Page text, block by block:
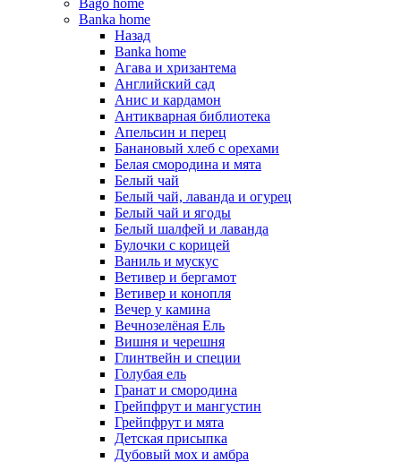
Bago home
Banka home
Назад
Banka home
Агава и хризантема
Английский сад
Анис и кардамон
Антикварная библиотека
Апельсин и перец
Банановый хлеб с орехами
Белая смородина и мята
Белый чай
Белый чай, лаванда и огурец
Белый чай и ягоды
Белый шалфей и лаванда
Булочки с корицей
Ваниль и мускус
Ветивер и бергамот
Ветивер и конопля
Вечер у камина
Вечнозелёная Ель
Вишня и черешня
Глинтвейн и специи
Голубая ель
Гранат и смородина
Грейпфрут и мангустин
Грейпфрут и мята
Детская присыпка
Дубовый мох и амбра